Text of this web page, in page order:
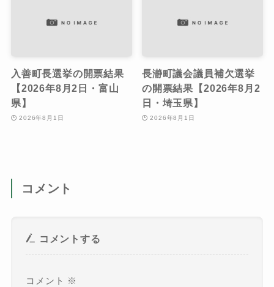
入善町長選挙の開票結果
【2026年8月2日・富山
県】
2026年8月1日
長瀞町議会議員補欠選挙
の開票結果【2026年8月2
日・埼玉県】
2026年8月1日
コメント
コメントする
コメント ※